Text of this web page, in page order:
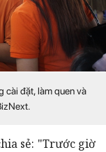
cài đặt, làm quen và